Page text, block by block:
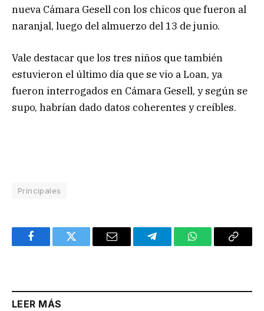
nueva Cámara Gesell con los chicos que fueron al
naranjal, luego del almuerzo del 13 de junio.
Vale destacar que los tres niños que también
estuvieron el último día que se vio a Loan, ya
fueron interrogados en Cámara Gesell, y según se
supo, habrían dado datos coherentes y creíbles.
Principales
FacebookTwitter Email TelegramWhatsAppCopy
LEER MÁS